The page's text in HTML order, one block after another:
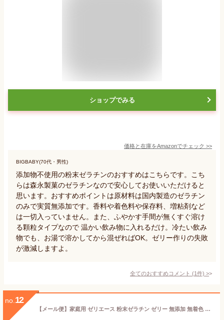
ショップでみる
価格と在庫をAmazonでチェック >>
BIGBABY(70代・男性)
添加物不使用の粉末ゼラチンのおすすめはこちらです。こち
らは森永製菓のゼラチンなので安心してお使いいただけると
思います。おすすめポイントは原材料は国内製造のゼラチン
のみで実質無添加です。香料や着色料や保存料、増粘剤など
は一切入っていません。また、ふやかす手間が無くすぐ溶け
る顆粒タイプなので 温かい飲み物に入れるだけ。冷たい飲み
物でも、お湯で溶かしてから混ぜればOK。ゼリー作りの失敗
が激減しますよ。
全てのおすすめコメント (1件) >
no. 12
【メール便】家庭用 ゼリエース 粉末ゼラチン ゼリー 無添加 無着色 お菓子 製菓材料 ゼリー ババロア ムース プリン 冷菓 おやつ 料理 〔ゼラチンパウダー 5g×5袋〕